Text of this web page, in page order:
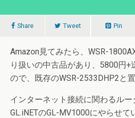
Share Tweet Pin
Amazon見てみたら、WSR-
り扱いの中古品があり、5800円+
ので、既存のWSR-2533DHP2と
インターネット接続に関わるル
GL.iNETのGL-MV1000にやらせて